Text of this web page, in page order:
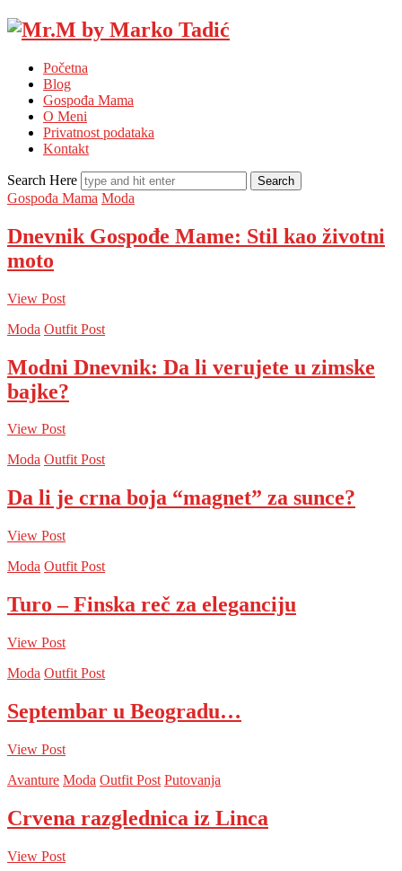
Početna
Blog
Gospođa Mama
O Meni
Privatnost podataka
Kontakt
Search Here
Gospođa Mama Moda
Dnevnik Gospođe Mame: Stil kao životni
moto
View Post
Moda Outfit Post
Modni Dnevnik: Da li verujete u zimske
bajke?
View Post
Moda Outfit Post
Da li je crna boja “magnet” za sunce?
View Post
Moda Outfit Post
Turo – Finska reč za eleganciju
View Post
Moda Outfit Post
Septembar u Beogradu…
View Post
Avanture Moda Outfit Post Putovanja
Crvena razglednica iz Linca
View Post